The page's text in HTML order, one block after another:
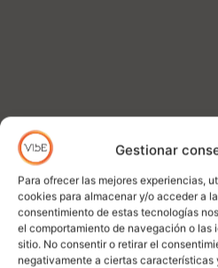
Gestionar
Para ofrecer las mejores experiencias,
cookies para almacenar y/o acceder a
consentimiento de estas tecnologías
el comportamiento de navegación o
sitio. No consentir o retirar el
negativamente a ciertas características
Nuestras
Desde el reformer al
pensada para que te
sientas